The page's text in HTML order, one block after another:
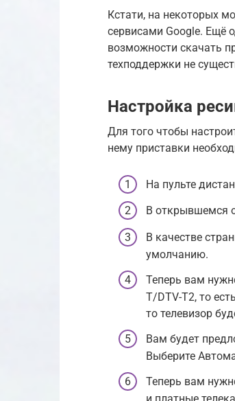
Кстати, на некоторых
сервисами Google. Ещё
возможности скачать
техподдержки не
Настройка
Для того чтобы
нему приставки
На пульте
В открывшемся
В качестве
умолчанию.
Теперь вам
T/DTV-T2, то
то телевизор
Вам будет
Выберите
Теперь вам